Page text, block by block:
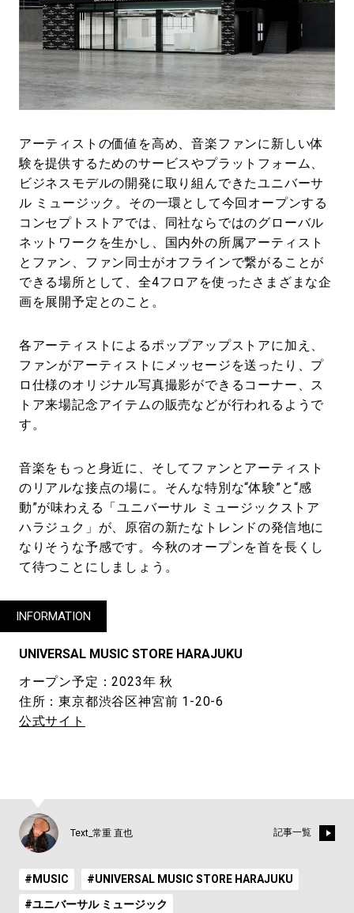
アーティストの価値を高め、音楽ファンに新しい体
験を提供するためのサービスやプラットフォーム、
ビジネスモデルの開発に取り組んできたユニバーサ
ル ミュージック。その一環として今回オープンする
コンセプトストアでは、同社ならではのグローバル
ネットワークを生かし、国内外の所属アーティスト
とファン、ファン同士がオフラインで繋がることが
できる場所として、全4フロアを使ったさまざまな企
画を展開予定とのこと。
各アーティストによるポップアップストアに加え、
ファンがアーティストにメッセージを送ったり、プ
ロ仕様のオリジナル写真撮影ができるコーナー、ス
トア来場記念アイテムの販売などが行われるようで
す。
音楽をもっと身近に、そしてファンとアーティスト
のリアルな接点の場に。そんな特別な“体験”と“感
動”が味わえる「ユニバーサル ミュージックストア
ハラジュク」が、原宿の新たなトレンドの発信地に
なりそうな予感です。今秋のオープンを首を長くし
て待つことにしましょう。
INFORMATION
UNIVERSAL MUSIC STORE HARAJUKU
オープン予定：2023年 秋
住所：東京都渋谷区神宮前 1-20-6
公式サイト
Text_常重 直也 記事一覧
#MUSIC #UNIVERSAL MUSIC STORE HARAJUKU
#ユニバーサル ミュージック